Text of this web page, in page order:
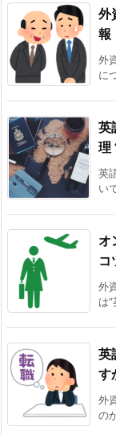
外
報
外
に
英
理
英
い
オ
コ
外
は
英
す
外
の